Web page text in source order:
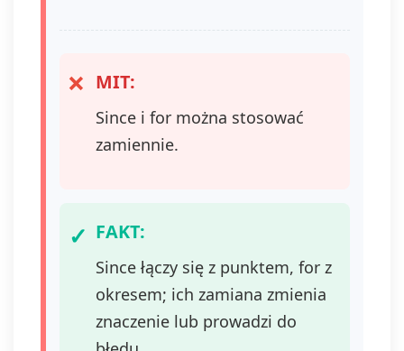
MIT:
Since i for można stosować
zamiennie.
FAKT:
Since łączy się z punktem, for z
okresem; ich zamiana zmienia
znaczenie lub prowadzi do